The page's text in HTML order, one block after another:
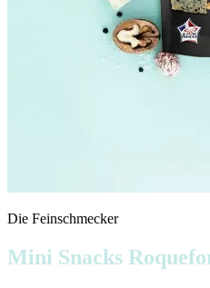
Die Feinschmecker
Mini Snacks